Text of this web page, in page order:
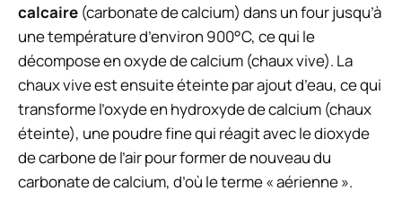
calcaire (carbonate de calcium) dans un four jusqu’à
une température d’environ 900°C, ce qui le
décompose en oxyde de calcium (chaux vive). La
chaux vive est ensuite éteinte par ajout d’eau, ce qui
transforme l’oxyde en hydroxyde de calcium (chaux
éteinte), une poudre fine qui réagit avec le dioxyde
de carbone de l’air pour former de nouveau du
carbonate de calcium, d’où le terme « aérienne ».